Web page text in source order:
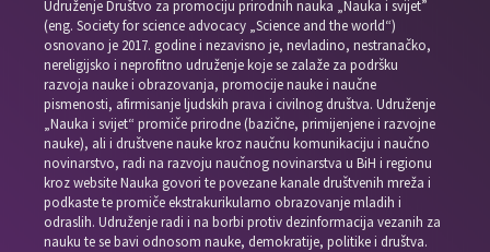
Udruženje Društvo za promociju prirodnih nauka „Nauka i svijet”
(eng. Society for science advocacy „Science and the world“)
osnovano je 2017. godine i nezavisno je, nevladino, nestranačko,
nereligijsko i neprofitno udruženje koje se zalaže za podršku
razvoja nauke i obrazovanja, promocije nauke i naučne
pismenosti, afirmisanje ljudskih prava i civilnog društva. Udruženje
„Nauka i svijet“ promiče prirodne (bazične, primijenjene i razvojne
nauke), ali i društvene nauke kroz naučnu komunikaciju i naučno
novinarstvo, radi na razvoju naučnog novinarstva u BiH i regionu
kroz website Nauka govori te povezane kanale društvenih mreža i
podkaste te promiče ekstrakurikularno obrazovanje mladih i
odraslih. Udruženje radi i na borbi protiv dezinformacija vezanih za
nauku te se bavi odnosom nauke, demokratije, politike i društva.